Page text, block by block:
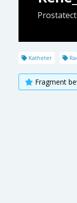
Katheter
Fragment